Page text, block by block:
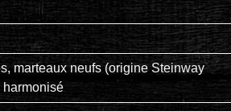
marteaux neufs (origine Steinway
harmonisé